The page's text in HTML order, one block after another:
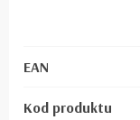
EAN
Kod produktu